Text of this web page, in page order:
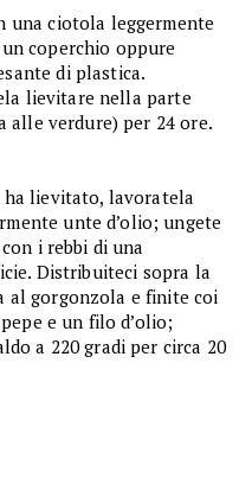
una ciotola leggermente
coperchio oppure
di plastica.
lievitare nella parte
alle verdure) per 24 ore.
lievitato, lavoratela
unte d’olio; ungete
i rebbi di una
Distribuiteci sopra la
al gorgonzola e finite coi
e un filo d’olio;
a 220 gradi per circa 20